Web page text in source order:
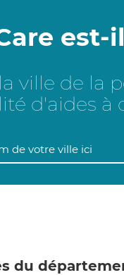
ville de la
d'aides à
du